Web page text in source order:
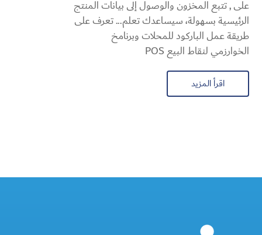
على , تتبع المخزون والوصول إلى بيانات المنتج
الرئيسية بسهولة، سيساعدك تعلم... تعرف على
طريقة عمل الباركود للمحلات وبرنامخ
الخوارزمي لنقاط البيع POS
اقرأ المزيد